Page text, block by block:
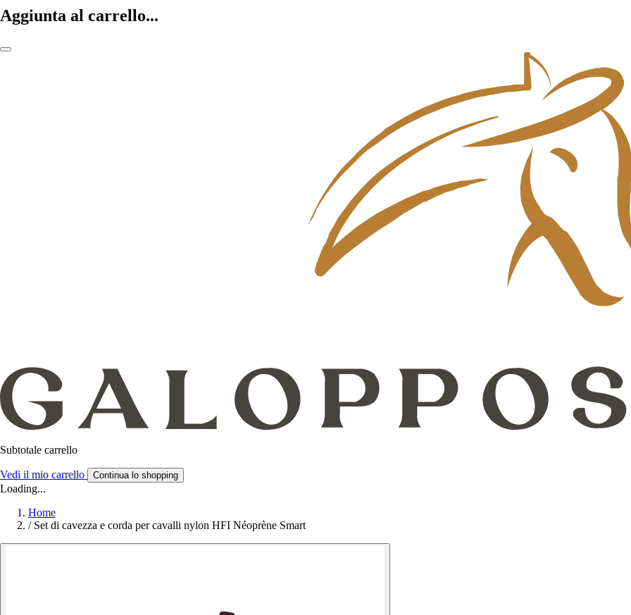
Aggiunta al carrello...
Subtotale carrello
Vedi il mio carrello Continua lo shopping
Loading...
Home
/ Set di cavezza e corda per cavalli nylon HFI Néoprène Smart